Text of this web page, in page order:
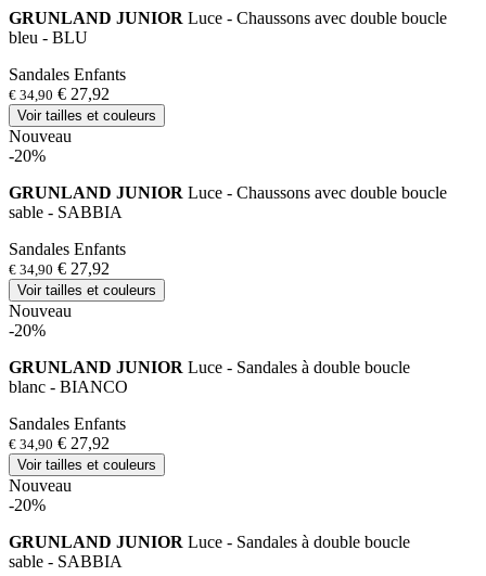
GRUNLAND JUNIOR Luce - Chaussons avec double boucle
bleu - BLU
Sandales Enfants
€ 34,90 € 27,92
Voir tailles et couleurs
Nouveau
-20%
GRUNLAND JUNIOR Luce - Chaussons avec double boucle
sable - SABBIA
Sandales Enfants
€ 34,90 € 27,92
Voir tailles et couleurs
Nouveau
-20%
GRUNLAND JUNIOR Luce - Sandales à double boucle
blanc - BIANCO
Sandales Enfants
€ 34,90 € 27,92
Voir tailles et couleurs
Nouveau
-20%
GRUNLAND JUNIOR Luce - Sandales à double boucle
sable - SABBIA